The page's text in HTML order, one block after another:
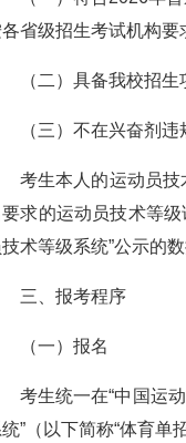
省级招生考试机构要
（二）具备我校招
（三）不在兴奋剂违
考生本人的运动员
求的运动员技术等
技术等级系统”公示的
三、报考程序
（一）报名
考生统一在“中国运
”（以下简称“体育单